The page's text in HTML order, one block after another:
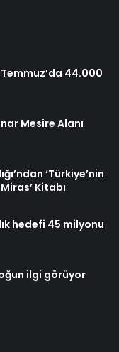
44.000
Mesire Alanı
‘Türkiye’nin
Kitabı
hedefi 45 milyonu
ilgi görüyor